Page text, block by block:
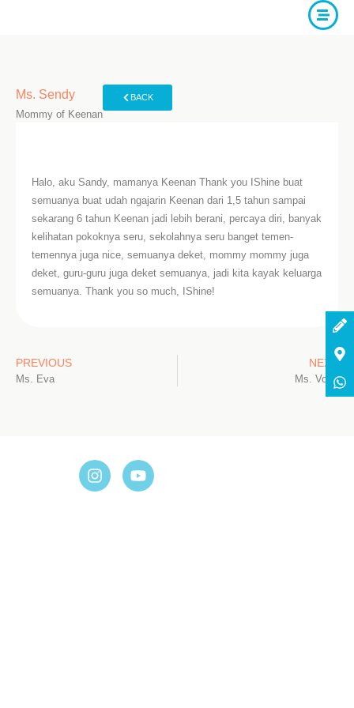
Ms. Sendy
Mommy of Keenan
BACK
Halo, aku Sandy, mamanya Keenan Thank you IShine buat
semuanya buat udah ngajarin Keenan dari 1,5 tahun sampai
sekarang 6 tahun Keenan jadi lebih berani, percaya diri, banyak
kelihatan pokoknya seru, sekolahnya seru banget temen-
temennya juga nice, semuanya deket, mommy mommy juga
deket, guru-guru juga deket semuanya, jadi kita kayak keluarga
semuanya. Thank you so much, IShine!
PREVIOUS
Ms. Eva
NEXT
Ms. Vony